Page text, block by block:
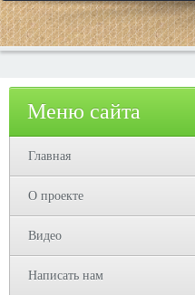
Меню сайта
Главная
О проекте
Видео
Написать нам